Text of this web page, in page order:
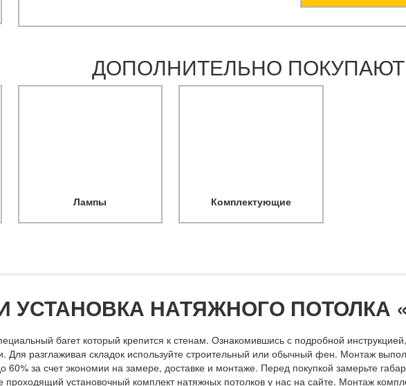
ДОПОЛНИТЕЛЬНО
Лампы Комплектующие
УСТАНОВКА НАТЯЖНОГО ПОТОЛКА
багет который крепится к стенам. Ознакомившись с подробной
Для разглаживая складок используйте строительный или обычный фен. Монтаж
60% за счет экономии на замере, доставке и монтаже. Перед покупкой замерьте
установочный комплект натяжных потолков у нас на сайте. Монтаж